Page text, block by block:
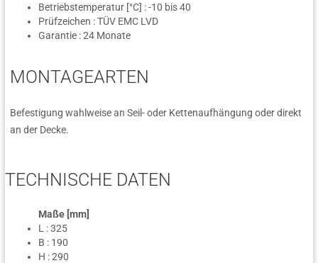
Betriebstemperatur [°C] : -10 bis 40
Prüfzeichen : TÜV EMC LVD
Garantie : 24 Monate
MONTAGEARTEN
Befestigung wahlweise an Seil- oder Kettenaufhängung oder direkt
an der Decke.
TECHNISCHE DATEN
Maße [mm]
L : 325
B : 190
H : 290